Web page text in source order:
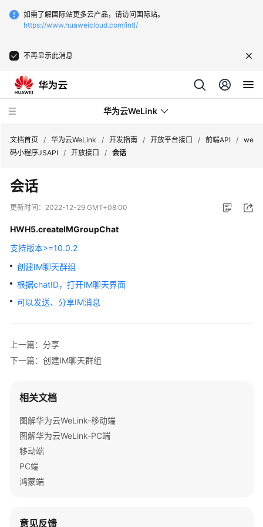
如需了解国际站更多云产品，请访问国际站。
https://www.huaweicloud.com/intl/
不再显示此消息
华为云WeLink
产
品
介
购
买
指
南
免
册
企
餐
快
速
入
门
管
文档首页 / 华为云WeLink / 开发指南 / 开放平台接口 / 前端API / we
码小程序JSAPI / 开放接口 / 会话
会话
更新时间： 2022-12-29 GMT+08:00
HWH5.createIMGroupChat
支持版本>=10.0.2
创建IM聊天群组
根据chatID，打开IM聊天界面
可以发送、分享IM消息
上一篇：分享
下一篇：创建IM聊天群组
相关文档
图解华为云WeLink-移动端
图解华为云WeLink-PC端
移动端
PC端
鸿蒙端
意见反馈